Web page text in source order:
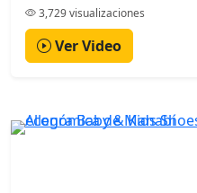
3,729 visualizaciones
Ver Video